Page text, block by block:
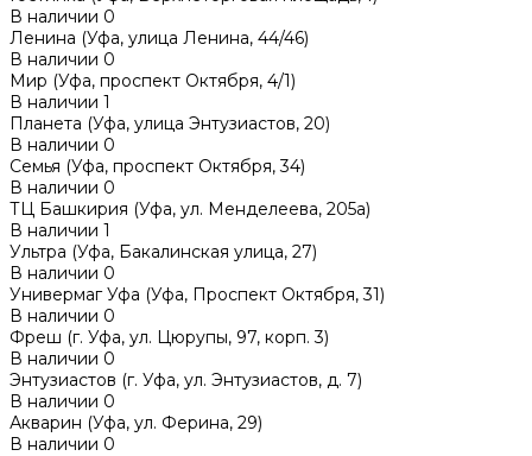
В наличии 0
Ленина (Уфа, улица Ленина, 44/46)
В наличии 0
Мир (Уфа, проспект Октября, 4/1)
В наличии 1
Планета (Уфа, улица Энтузиастов, 20)
В наличии 0
Семья (Уфа, проспект Октября, 34)
В наличии 0
ТЦ Башкирия (Уфа, ул. Менделеева, 205а)
В наличии 1
Ультра (Уфа, Бакалинская улица, 27)
В наличии 0
Универмаг Уфа (Уфа, Проспект Октября, 31)
В наличии 0
Фреш (г‌. Уфа, ул. Цюрупы, 97, корп. 3)
В наличии 0
Энтузиастов (г. Уфа, ул. Энтузиастов, д. 7)
В наличии 0
Акварин (Уфа, ул. Ферина, 29)
В наличии 0